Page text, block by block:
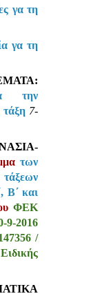
γα τη
γα τη
την
τάξη 7-
των
Β΄ και
ΦΕΚ
9-2016
/